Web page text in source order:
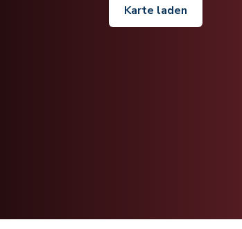
Karte laden